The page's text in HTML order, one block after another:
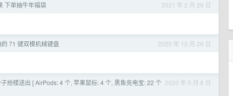
2021 年 2 月 26 日
下单抽牛年福袋
2020 年 10 月 26 日
71 键双模机械键盘
2020 年 5 月 8 日
抢楼送出 [ AirPods: 4 个, 苹果鼠标: 4 个, 黑鱼充电宝: 22 个